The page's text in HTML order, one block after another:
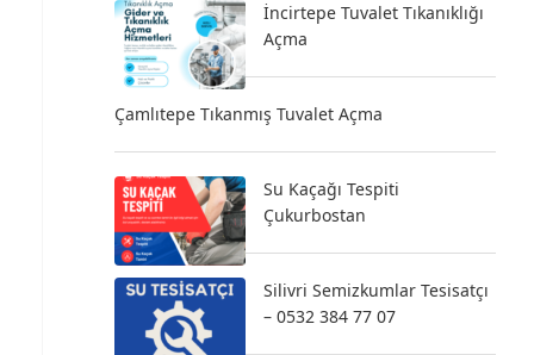
İncirtepe Tuvalet Tıkanıklığı
Açma
Çamlıtepe Tıkanmış Tuvalet Açma
Su Kaçağı Tespiti
Çukurbostan
Silivri Semizkumlar Tesisatçı
– 0532 384 77 07